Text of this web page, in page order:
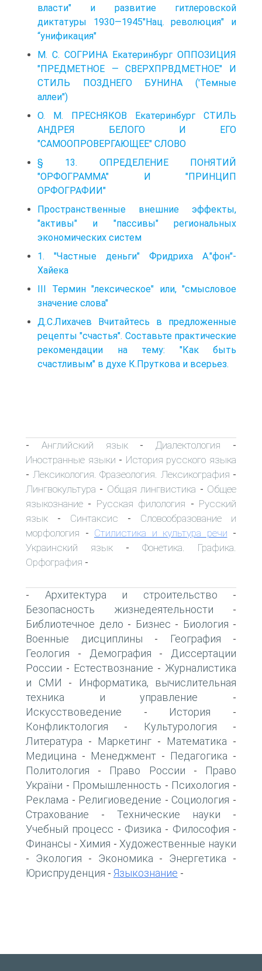
власти" и развитие гитлеровской
диктатуры 1930—1945"Нац. революция" и
“унификация"
М. С. СОГРИНА Екатеринбург ОППОЗИЦИЯ
"ПРЕДМЕТНОЕ — СВЕРХПРВДМЕТНОЕ" И
СТИЛЬ ПОЗДНЕГО БУНИНА ('Темные
аллеи")
О. М. ПРЕСНЯКОВ Екатеринбург СТИЛЬ
АНДРЕЯ БЕЛОГО И ЕГО
"САМООПРОВЕРГАЮЩЕЕ" СЛОВО
§ 13. ОПРЕДЕЛЕНИЕ ПОНЯТИЙ
"ОРФОГРАММА" И "ПРИНЦИП
ОРФОГРАФИИ"
Пространственные внешние эффекты,
"активы" и "пассивы" региональных
экономических систем
1. "Частные деньги" Фридриха А."фон"-
Хайека
III Термин "лексическое" или, "смысловое
значение слова"
Д.С.Лихачев Вчитайтесь в предложенные
рецепты "счастья". Составьте практические
рекомендации на тему: "Как быть
счастливым" в духе К.Пруткова и всерьез.
- Английский язык- Диалектология -
Иностранные языки - История русского языка
- Лексикология. Фразеология. Лексикография -
Лингвокультура - Общая лингвистика - Общее
языкознание - Русская филология - Русский
язык - Синтаксис - Словообразование и
морфология - Стилистика и культура речи -
Украинский язык - Фонетика. Графика.
Орфография -
- Архитектура и строительство -
Безопасность жизнедеятельности -
Библиотечное дело - Бизнес - Биология -
Военные дисциплины - География -
Геология - Демография -
Диссертации
России - Естествознание - Журналистика
и СМИ -
Информатика, вычислительная
техника и управление -
Искусствоведение - История -
Конфликтология - Культурология -
Литература - Маркетинг - Математика -
Медицина - Менеджмент - Педагогика -
Политология - Право России -
Право
України - Промышленность - Психология -
Реклама - Религиоведение - Социология -
Страхование - Технические науки -
Учебный процесс - Физика - Философия -
Финансы - Химия - Художественные науки
- Экология - Экономика - Энергетика -
Юриспруденция - Языкознание -